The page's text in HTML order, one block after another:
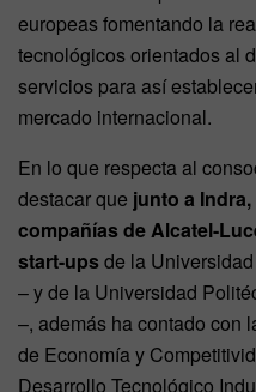
europeas fomentando la
tecnológicos orientados al
servicios para así
mercado internacional.
En lo que respecta al
destacar que junto a
compañías de Alcatel-
start-ups de la
– y de la Universidad
–, además ha contado con
de Economía y
Desarrollo Tecnológico